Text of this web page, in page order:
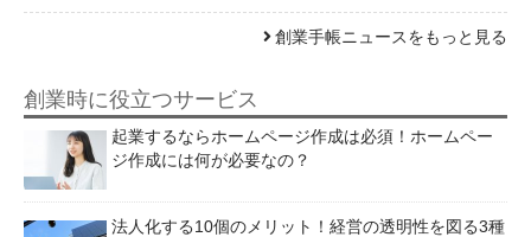
創業手帳ニュースをもっと見る
創業時に役立つサービス
起業するならホームページ作成は必須！ホームペー
ジ作成には何が必要なの？
法人化する10個のメリット！経営の透明性を図る3種